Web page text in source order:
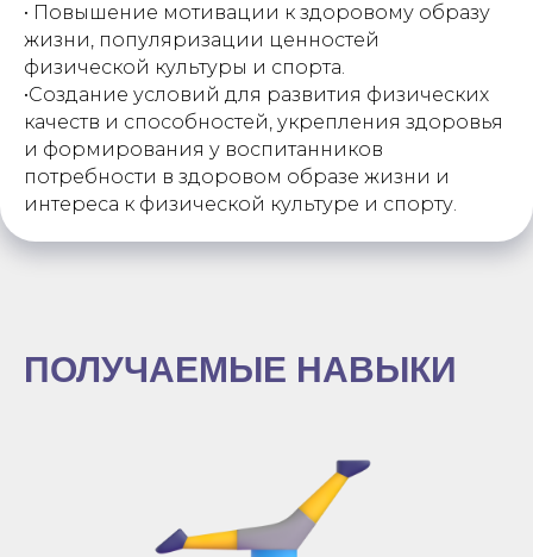
• Повышение мотивации к здоровому образу
жизни, популяризации ценностей
физической культуры и спорта.
•Создание условий для развития физических
качеств и способностей, укрепления здоровья
и формирования у воспитанников
потребности в здоровом образе жизни и
интереса к физической культуре и спорту.
ПОЛУЧАЕМЫЕ НАВЫКИ